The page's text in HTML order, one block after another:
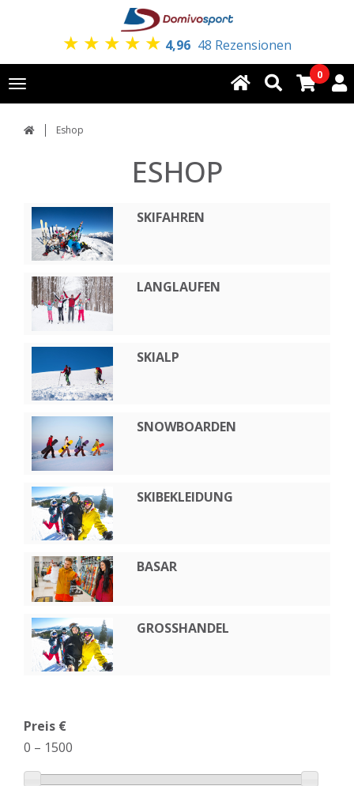
★ ★ ★ ★ ★ 4,96 48 Rezensionen
Toggle
navigation
0
Eshop
ESHOP
SKIFAHREN
LANGLAUFEN
SKIALP
SNOWBOARDEN
SKIBEKLEIDUNG
BASAR
GROSSHANDEL
Preis €
0 – 1500